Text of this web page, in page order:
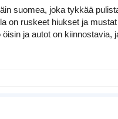
suomea, joka tykkää
on ruskeet hiukset ja
ja autot on